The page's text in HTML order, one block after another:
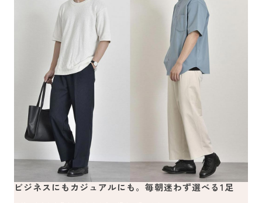
ビジネスにもカジュアルにも。毎朝迷わず選べる1足